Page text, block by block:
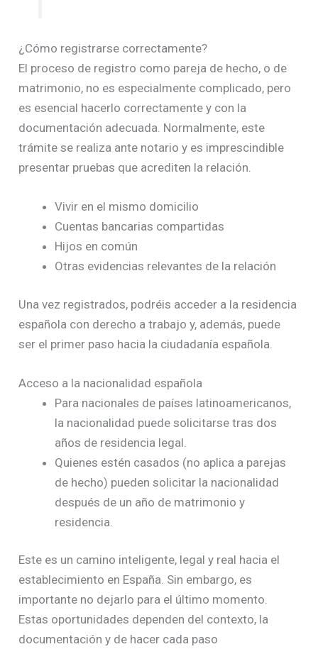
¿Cómo registrarse correctamente?
El proceso de registro como pareja de hecho, o de
matrimonio, no es especialmente complicado, pero
es esencial hacerlo correctamente y con la
documentación adecuada. Normalmente, este
trámite se realiza ante notario y es imprescindible
presentar pruebas que acrediten la relación.
Vivir en el mismo domicilio
Cuentas bancarias compartidas
Hijos en común
Otras evidencias relevantes de la relación
Una vez registrados, podréis acceder a la residencia
española con derecho a trabajo y, además, puede
ser el primer paso hacia la ciudadanía española.
Acceso a la nacionalidad española
Para nacionales de países latinoamericanos,
la nacionalidad puede solicitarse tras dos
años de residencia legal.
Quienes estén casados (no aplica a parejas
de hecho) pueden solicitar la nacionalidad
después de un año de matrimonio y
residencia.
Este es un camino inteligente, legal y real hacia el
establecimiento en España. Sin embargo, es
importante no dejarlo para el último momento.
Estas oportunidades dependen del contexto, la
documentación y de hacer cada paso